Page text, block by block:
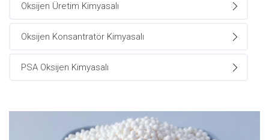
Oksijen Üretim Kimyasalı
Oksijen Konsantratör Kimyasalı
PSA Oksijen Kimyasalı